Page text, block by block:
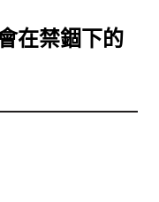
在禁錮下的